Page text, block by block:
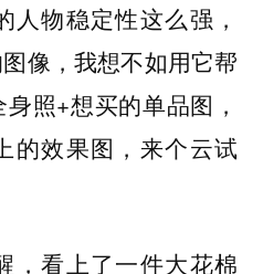
人物稳定性这么强，
像，我想不如用它帮
身照+想买的单品图，
的效果图，来个云试
，看上了一件大花棉